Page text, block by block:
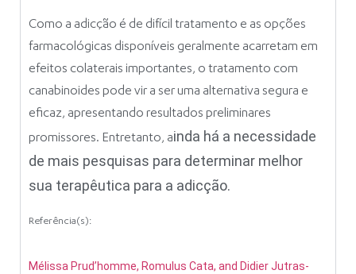
Como a adicção é de difícil tratamento e as opções
farmacológicas disponíveis geralmente acarretam em
efeitos colaterais importantes, o tratamento com
canabinoides pode vir a ser uma alternativa segura e
eficaz, apresentando resultados preliminares
promissores. Entretanto, ainda há a necessidade
de mais pesquisas para determinar melhor
sua terapêutica para a adicção.
Referência(s):
Mélissa Prud’homme, Romulus Cata, and Didier Jutras-